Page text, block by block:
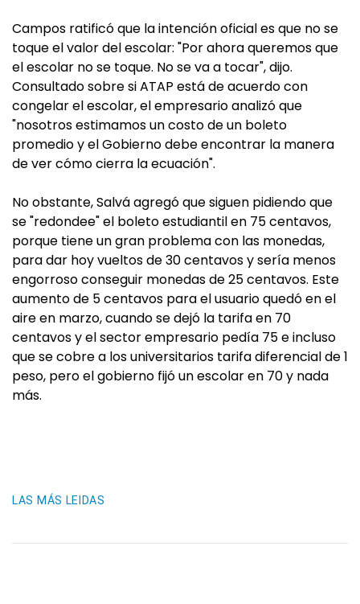
Campos ratificó que la intención oficial es que no se
toque el valor del escolar: "Por ahora queremos que
el escolar no se toque. No se va a tocar", dijo.
Consultado sobre si ATAP está de acuerdo con
congelar el escolar, el empresario analizó que
"nosotros estimamos un costo de un boleto
promedio y el Gobierno debe encontrar la manera
de ver cómo cierra la ecuación".
No obstante, Salvá agregó que siguen pidiendo que
se "redondee" el boleto estudiantil en 75 centavos,
porque tiene un gran problema con las monedas,
para dar hoy vueltos de 30 centavos y sería menos
engorroso conseguir monedas de 25 centavos. Este
aumento de 5 centavos para el usuario quedó en el
aire en marzo, cuando se dejó la tarifa en 70
centavos y el sector empresario pedía 75 e incluso
que se cobre a los universitarios tarifa diferencial de 1
peso, pero el gobierno fijó un escolar en 70 y nada
más.
LAS MÁS LEIDAS